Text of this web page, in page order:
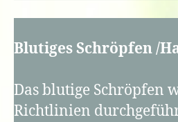
Blutiges Schröpfen /
Das blutige Schröpfen
Richtlinien